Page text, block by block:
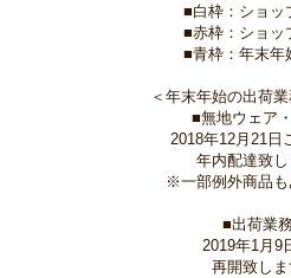
■白枠：ショッ
■赤枠：ショッ
■青枠：年末年
＜年末年始の出荷
■無地ウェア
2018年12月21日
年内配達致し
※一部例外商品も
■出荷業
2019年1月9
再開致しま